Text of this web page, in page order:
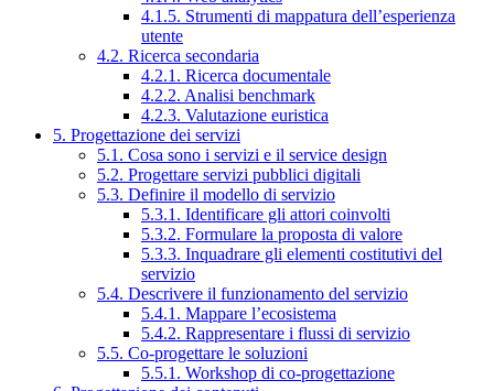
4.1.5. Strumenti di mappatura dell’esperienza
utente
4.2. Ricerca secondaria
4.2.1. Ricerca documentale
4.2.2. Analisi benchmark
4.2.3. Valutazione euristica
5. Progettazione dei servizi
5.1. Cosa sono i servizi e il service design
5.2. Progettare servizi pubblici digitali
5.3. Definire il modello di servizio
5.3.1. Identificare gli attori coinvolti
5.3.2. Formulare la proposta di valore
5.3.3. Inquadrare gli elementi costitutivi del
servizio
5.4. Descrivere il funzionamento del servizio
5.4.1. Mappare l’ecosistema
5.4.2. Rappresentare i flussi di servizio
5.5. Co-progettare le soluzioni
5.5.1. Workshop di co-progettazione